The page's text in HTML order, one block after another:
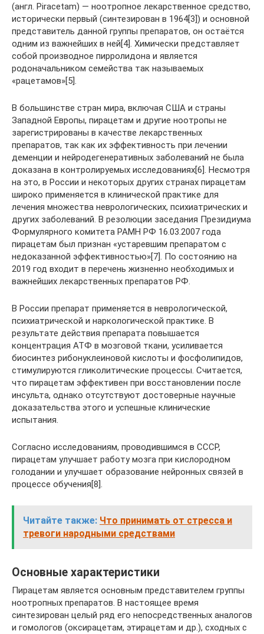
(англ. Piracetam) — ноотропное лекарственное средство,
исторически первый (синтезирован в 1964[3]) и основной
представитель данной группы препаратов, он остаётся
одним из важнейших в ней[4]. Химически представляет
собой производное пирролидона и является
родоначальником семейства так называемых
«рацетамов»[5].
В большинстве стран мира, включая США и страны
Западной Европы, пирацетам и другие ноотропы не
зарегистрированы в качестве лекарственных
препаратов, так как их эффективность при лечении
деменции и нейродегенеративных заболеваний не была
доказана в контролируемых исследованиях[6]. Несмотря
на это, в России и некоторых других странах пирацетам
широко применяется в клинической практике для
лечения множества неврологических, психиатрических и
других заболеваний. В резолюции заседания Президиума
Формулярного комитета РАМН РФ 16.03.2007 года
пирацетам был признан «устаревшим препаратом с
недоказанной эффективностью»[7]. По состоянию на
2019 год входит в перечень жизненно необходимых и
важнейших лекарственных препаратов РФ.
В России препарат применяется в неврологической,
психиатрической и наркологической практике. В
результате действия препарата повышается
концентрация АТФ в мозговой ткани, усиливается
биосинтез рибонуклеиновой кислоты и фосфолипидов,
стимулируются гликолитические процессы. Считается,
что пирацетам эффективен при восстановлении после
инсульта, однако отсутствуют достоверные научные
доказательства этого и успешные клинические
испытания.
Согласно исследованиям, проводившимся в СССР,
пирацетам улучшает работу мозга при кислородном
голодании и улучшает образование нейронных связей в
процессе обучения[8].
Читайте также: Что принимать от стресса и
тревоги народными средствами
Основные характеристики
Пирацетам является основным представителем группы
ноотропных препаратов. В настоящее время
синтезирован целый ряд его непосредственных аналогов
и гомологов (оксирацетам, этирацетам и др.), сходных с